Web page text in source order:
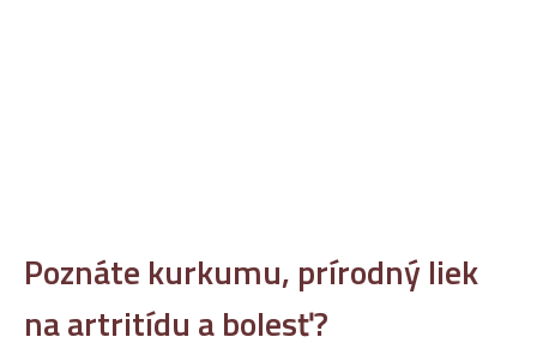
Poznáte kurkumu, prírodný liek
na artritídu a bolesť?